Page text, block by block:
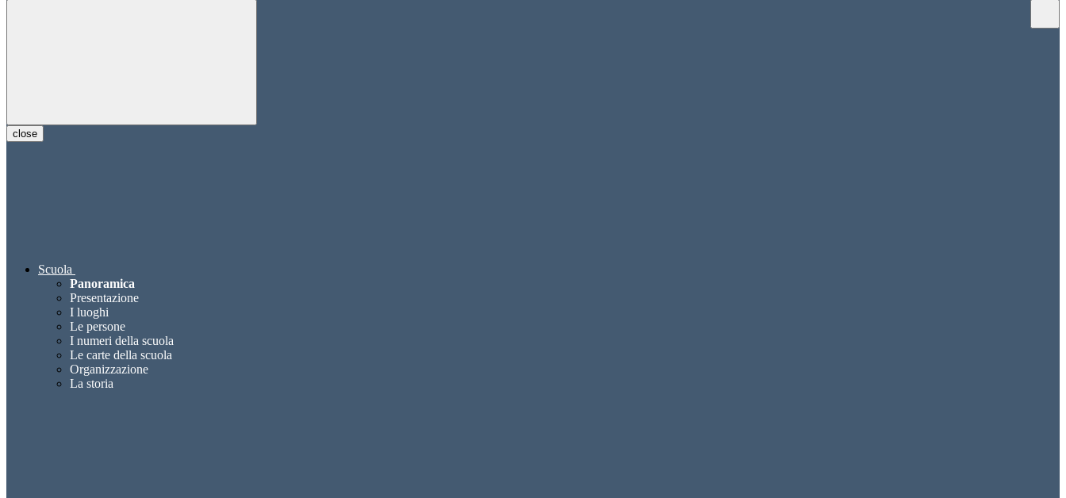
close
Scuola
Panoramica
Presentazione
I luoghi
Le persone
I numeri della scuola
Le carte della scuola
Organizzazione
La storia